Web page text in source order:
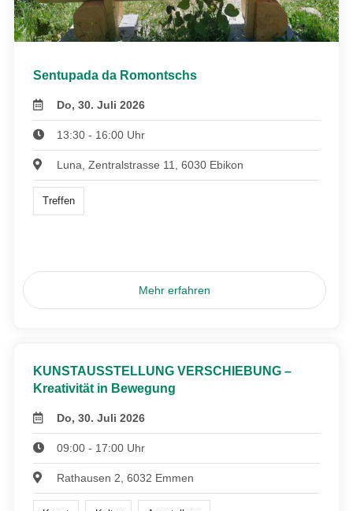
Sentupada da Romontschs
Do, 30. Juli 2026
13:30 - 16:00 Uhr
Luna, Zentralstrasse 11, 6030 Ebikon
Treffen
Mehr erfahren
KUNSTAUSSTELLUNG VERSCHIEBUNG –
Kreativität in Bewegung
Do, 30. Juli 2026
09:00 - 17:00 Uhr
Rathausen 2, 6032 Emmen